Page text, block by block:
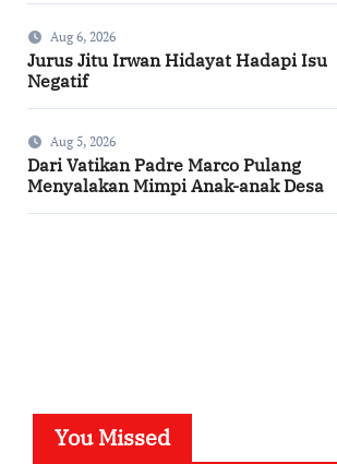
Aug 6, 2026
Jurus Jitu Irwan Hidayat Hadapi Isu
Negatif
Aug 5, 2026
Dari Vatikan Padre Marco Pulang
Menyalakan Mimpi Anak-anak Desa
You Missed